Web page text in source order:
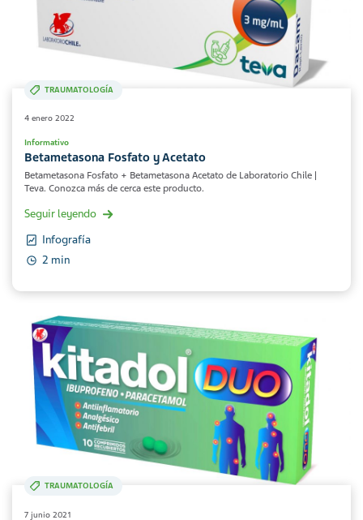
TRAUMATOLOGÍA
4 enero 2022
Informativo
Betametasona Fosfato y Acetato
Betametasona Fosfato + Betametasona Acetato de Laboratorio Chile |
Teva. Conozca más de cerca este producto.
Seguir leyendo
Infografía
2 min
TRAUMATOLOGÍA
7 junio 2021